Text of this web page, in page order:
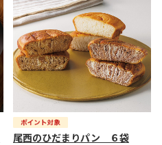
尾西のひだまりパン ６袋